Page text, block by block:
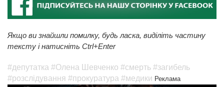
Якщо ви знайшли помилку, будь ласка, виділіть частину
тексту і натисніть Ctrl+Enter
#депутатка #Олена Шевченко #смерть #загибель
#розслідування #прокуратура #медики Реклама